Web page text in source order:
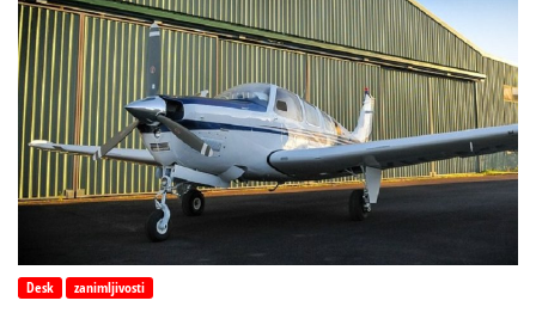
Desk zanimljivosti